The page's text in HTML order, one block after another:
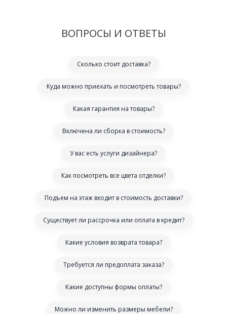
ВОПРОСЫ И ОТВЕТЫ
Сколько стоит доставка?
Куда можно приехать и посмотреть товары?
Какая гарантия на товары?
Включена ли сборка в стоимость?
У вас есть услуги дизайнера?
Как посмотреть все цвета отделки?
Подъем на этаж входит в стоимость доставки?
Существует ли рассрочка или оплата в кредит?
Какие условия возврата товара?
Требуется ли предоплата заказа?
Какие доступны формы оплаты?
Можно ли изменить размеры мебели?